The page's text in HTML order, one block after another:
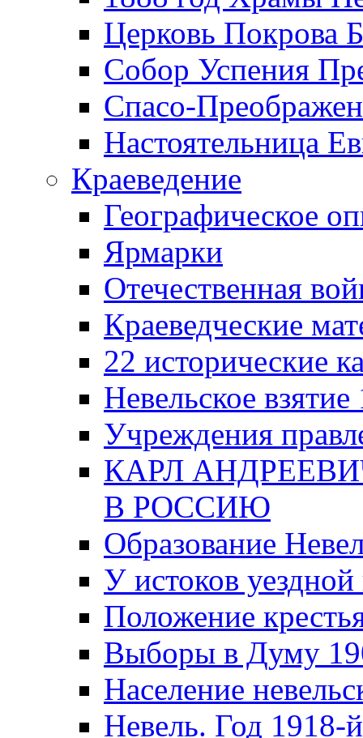
Церковь Покрова
Собор Успения
Спасо-
Настоятельница
Краеведение
Географическое
Ярмарки
Отечественная
Краеведческие
22 исторические
Невельское
Учреждения
КАРЛ
В РОССИЮ
Образование
У истоков
Положение
Выборы в Думу
Население
Невель. Год 1918-